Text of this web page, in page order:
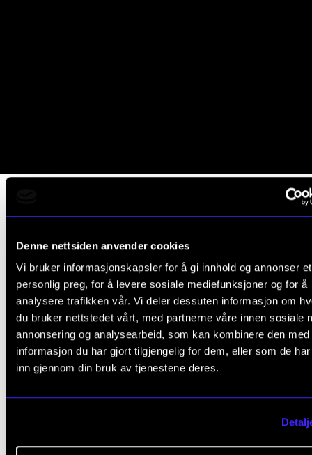
Denne nettsiden anvender cookies
Vi bruker informasjonskapsler for å gi innhold og annonser et
personlig preg, for å levere sosiale mediefunksjoner og for å
analysere trafikken vår. Vi deler dessuten informasjon om
du bruker nettstedet vårt, med partnerne våre innen sosiale
annonsering og analysearbeid, som kan kombinere den med
informasjon du har gjort tilgjengelig for dem, eller som de
inn gjennom din bruk av tjenestene deres.
Sak i Oslo universitetssykehus
"Ekspertsykehuset" om
Musikk som behandling for akutt syke
pasienter?
Musikk påvirker oppmerksomhet, følelser og